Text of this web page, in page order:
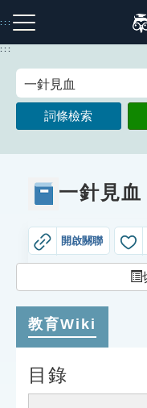
到
主
:::
注音索引圖示 筆
網站導覽
生字詞彙表
成語故事
索引選單
:::
詞條檢索
一針見血
開啟關聯
教育Wiki
目錄